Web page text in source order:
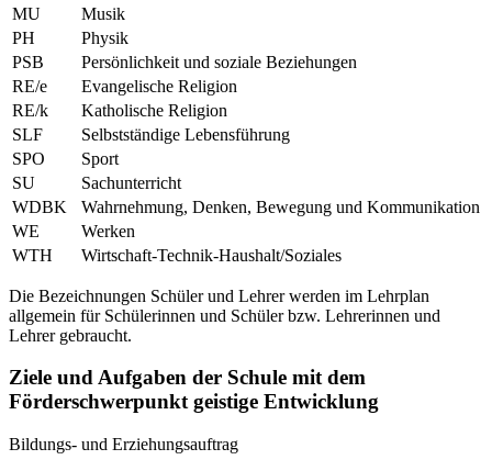
MU
Musik
PH
Physik
PSB
Persönlichkeit und soziale Beziehungen
RE/e
Evangelische Religion
RE/k
Katholische Religion
SLF
Selbstständige Lebensführung
SPO
Sport
SU
Sachunterricht
WDBK
Wahrnehmung, Denken, Bewegung und Kommunikation
WE
Werken
WTH
Wirtschaft-Technik-Haushalt/Soziales
Die Bezeichnungen Schüler und Lehrer werden im Lehrplan
allgemein für Schülerinnen und Schüler bzw. Lehrerinnen und
Lehrer gebraucht.
Ziele und Aufgaben der Schule mit dem
Förderschwerpunkt geistige Entwicklung
Bildungs- und Erziehungsauftrag